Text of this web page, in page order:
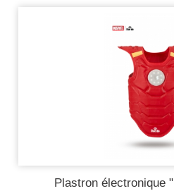
Plastron électronique